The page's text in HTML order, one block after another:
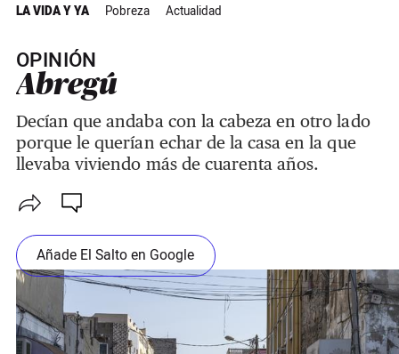
LA VIDA Y YA Pobreza Actualidad
OPINIÓN
Abregú
Decían que andaba con la cabeza en otro lado
porque le querían echar de la casa en la que
llevaba viviendo más de cuarenta años.
Añade El Salto en Google